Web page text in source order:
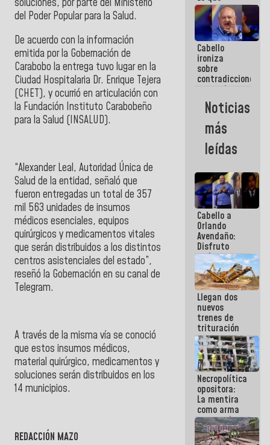
soluciones, por parte del Ministerio
del Poder Popular para la Salud.
De acuerdo con la información
emitida por la Gobernación de
Carabobo la entrega tuvo lugar en la
Ciudad Hospitalaria Dr. Enrique Tejera
(CHET), y ocurrió en articulación con
la Fundación Instituto Carabobeño
para la Salud (INSALUD).
“Alexander Leal, Autoridad Única de
Salud de la entidad, señaló que
fueron entregadas un total de 357
mil 563 unidades de insumos
médicos esenciales, equipos
quirúrgicos y medicamentos vitales
que serán distribuidos a los distintos
centros asistenciales del estado”,
reseñó la Gobernación en su canal de
Telegram.
A través de la misma vía se conoció
que estos insumos médicos,
material quirúrgico, medicamentos y
soluciones serán distribuidos en los
14 municipios.
REDACCIÓN MAZO
vayas a
escribir
hazlo hoy
por que no
sabemos si
la semana
que viene
hay
programa
Cabello
ironiza
sobre
contradicciones
y mentiras
de María
Machado:
¡Créanle!
Noticias
más
leídas
Cabello a
Orlando
Avendaño:
Disfruto
cada vez
que escribes
porque lo
que haces
es
embarrarla
Llegan dos
nuevos
trenes de
trituración
para
optimizar
manejo de
escombros
en La Guaira
Necropolítica
opositora:
La mentira
como arma
contra el
Pueblo